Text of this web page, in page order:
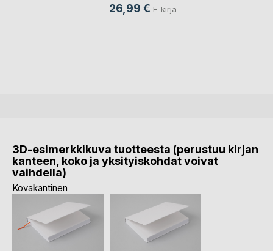
26,99 € E-kirja
3D-esimerkkikuva tuotteesta (perustuu kirjan
kanteen, koko ja yksityiskohdat voivat
vaihdella)
Kovakantinen